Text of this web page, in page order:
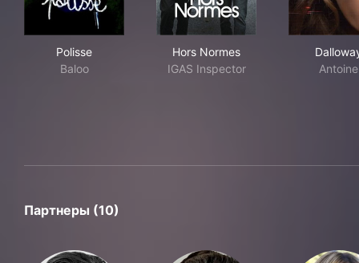
Polisse
Baloo
Hors Normes
IGAS Inspector
Antoine
Партнеры (10)